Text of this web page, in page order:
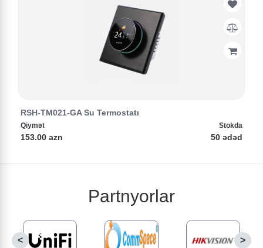
RSH-TM021-GA Su Termostatı
Qiymət
153.00 azn
Stokda
50 ədəd
Partnyorlar